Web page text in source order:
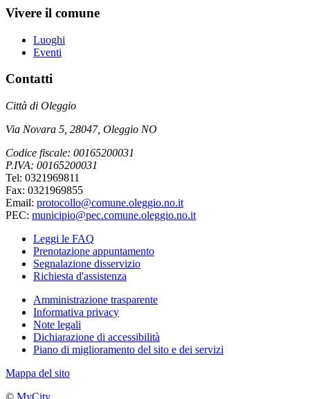
Vivere il comune
Luoghi
Eventi
Contatti
Città di Oleggio
Via Novara 5, 28047, Oleggio NO
Codice fiscale: 00165200031
P.IVA: 00165200031
Tel: 0321969811
Fax: 0321969855
Email: protocollo@comune.oleggio.no.it
PEC: municipio@pec.comune.oleggio.no.it
Leggi le FAQ
Prenotazione appuntamento
Segnalazione disservizio
Richiesta d'assistenza
Amministrazione trasparente
Informativa privacy
Note legali
Dichiarazione di accessibilità
Piano di miglioramento del sito e dei servizi
Mappa del sito